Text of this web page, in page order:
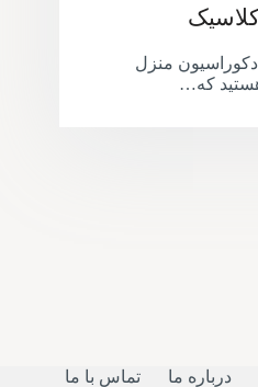
دکوراسیون منزل
هستید که…
درباره ما تماس با ما